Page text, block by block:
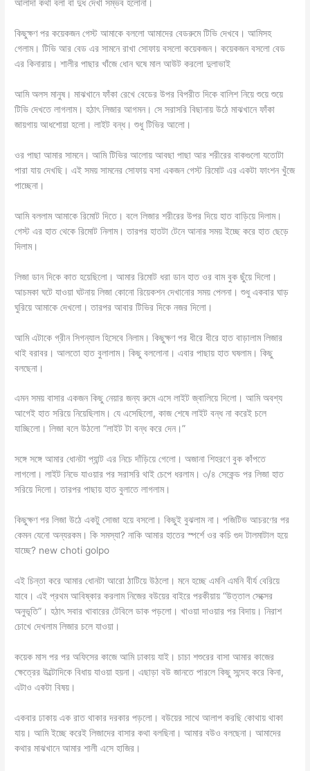
আলাদা কথা বলা বা দুধ দেখা সম্ভব হলোনা।
কিছুক্ষণ পর কয়েকজন গেস্ট আমাকে বললো আমাদের বেডরুমে টিভি দেখবে। আমিসহ
গেলাম। টিভি আর বেড এর সামনে রাখা সোফায় বসলো কয়েকজন। কয়েকজন বসলো বেড
এর কিনারায়। শালীর পাছার খাঁজে ধোন ঘষে মাল আউট করলো দুলাভাই
আমি অলস মানুষ। মাঝখানে ফাঁকা রেখে বেডের উপর বিপরীত দিকে বালিশ নিয়ে শুয়ে শুয়ে
টিভি দেখতে লাগলাম। হঠাৎ লিজার আগমন। সে সরাসরি বিছানায় উঠে মাঝখানে ফাঁকা
জায়গায় আধশোয়া হলো। লাইট বন্ধ। শুধু টিভির আলো।
ওর পাছা আমার সামনে। আমি টিভির আলোয় আবছা পাছা আর শরীরের বাকগুলো যতোটা
পারা যায় দেখছি। এই সময় সামনের সোফায় বসা একজন গেস্ট রিমোট এর একটা ফাংশন খুঁজে
পাচ্ছেনা।
আমি বললাম আমাকে রিমোট দিতে। বলে লিজার শরীরের উপর দিয়ে হাত বাড়িয়ে দিলাম।
গেস্ট এর হাত থেকে রিমোট নিলাম। তারপর হাতটা টেনে আনার সময় ইচ্ছে করে হাত ছেড়ে
দিলাম।
লিজা ডান দিকে কাত হয়েছিলো। আমার রিমোট ধরা ডান হাত ওর বাম বুক ছুঁয়ে দিলো।
আচমকা ঘটে যাওয়া ঘটনায় লিজা কোনো রিয়েকশন দেখানোর সময় পেলনা। শুধু একবার ঘাড়
ঘুরিয়ে আমাকে দেখলো। তারপর আবার টিভির দিকে নজর দিলো।
আমি এটাকে গ্রীন সিগন্যাল হিসেবে নিলাম। কিছুক্ষণ পর ধীরে ধীরে হাত বাড়ালাম লিজার
থাই বরাবর। আলতো হাত বুলালাম। কিছু বললোনা। এবার পাছায় হাত ঘষলাম। কিছু
বলছেনা।
এমন সময় বাসার একজন কিছু নেয়ার জন্য রুমে এসে লাইট জ্বালিয়ে দিলো। আমি অবশ্য
আগেই হাত সরিয়ে নিয়েছিলাম। যে এসেছিলো, কাজ শেষে লাইট বন্ধ না করেই চলে
যাচ্ছিলো। লিজা বলে উঠলো “লাইট টা বন্ধ করে দেন।”
সঙ্গে সঙ্গে আমার ধোনটা প্যান্ট এর নিচে দাঁড়িয়ে গেলো। অজানা শিহরণে বুক কাঁপতে
লাগলো। লাইট নিভে যাওয়ার পর সরাসরি থাই চেপে ধরলাম। ৩/৪ সেকেন্ড পর লিজা হাত
সরিয়ে দিলো। তারপর পাছায় হাত বুলাতে লাগলাম।
কিছুক্ষণ পর লিজা উঠে একটু সোজা হয়ে বসলো। কিছুই বুঝলাম না। পজিটিভ আচরণের পর
কেমন যেনো অন্যরকম। কি সমস্যা? নাকি আমার হাতের স্পর্শে ওর কচি গুদ টালমাটাল হয়ে
যাচ্ছে? new choti golpo
এই চিন্তা করে আমার ধোনটা আরো ঠাটিয়ে উঠলো। মনে হচ্ছে এমনি এমনি বীর্য বেরিয়ে
যাবে। এই প্রথম আবিষ্কার করলাম নিজের বউয়ের বাইরে পরকীয়ায় “উত্তাল সেক্সের
অনুভূতি”। হঠাৎ সবার খাবারের টেবিলে ডাক পড়লো। খাওয়া দাওয়ার পর বিদায়। নিরাশ
চোখে দেখলাম লিজার চলে যাওয়া।
কয়েক মাস পর পর অফিসের কাজে আমি ঢাকায় যাই। চাচা শশুরের বাসা আমার কাজের
ক্ষেত্রের উল্টোদিকে বিধায় যাওয়া হয়না। এছাড়া বউ জানতে পারলে কিছু সন্দেহ করে কিনা,
এটাও একটা বিষয়।
একবার ঢাকায় এক রাত থাকার দরকার পড়লো। বউয়ের সাথে আলাপ করছি কোথায় থাকা
যায়। আমি ইচ্ছে করেই লিজাদের বাসার কথা বলছিনা। আমার বউও বলছেনা। আমাদের
কথার মাঝখানে আমার শালী এসে হাজির।